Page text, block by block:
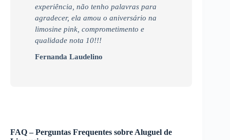
experiência, não tenho palavras para
agradecer, ela amou o aniversário na
limosine pink, comprometimento e
qualidade nota 10!!!
Fernanda Laudelino
FAQ – Perguntas Frequentes sobre Aluguel de